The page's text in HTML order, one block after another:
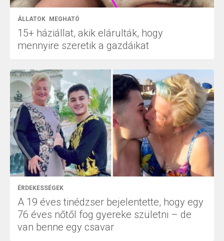
ÁLLATOK MEGHATÓ
15+ háziállat, akik elárulták, hogy
mennyire szeretik a gazdáikat
ÉRDEKESSÉGEK
A 19 éves tinédzser bejelentette, hogy egy
76 éves nőtől fog gyereke születni – de
van benne egy csavar